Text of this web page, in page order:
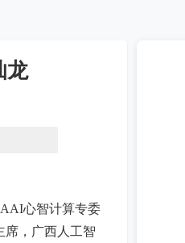
龙
心智计算专委
席，广西人工智